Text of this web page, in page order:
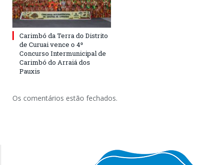
Carimbó da Terra do Distrito
de Curuai vence o 4º
Concurso Intermunicipal de
Carimbó do Arraiá dos
Pauxis
Os comentários estão fechados.